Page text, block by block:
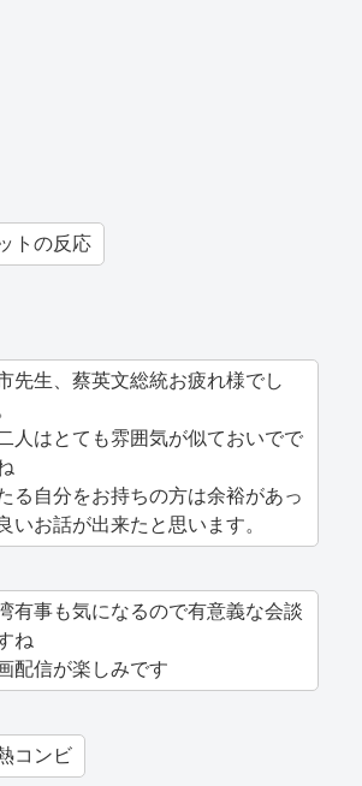
トの反応
先生、蔡英文総統お疲れ様でし
人はとても雰囲気が似ておいでで
る自分をお持ちの方は余裕があっ
いお話が出来たと思います。
有事も気になるので有意義な会談
ね
配信が楽しみです
コンビ